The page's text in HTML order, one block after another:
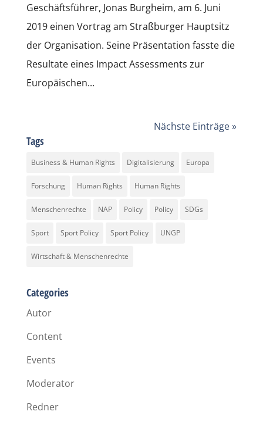
Geschäftsführer, Jonas Burgheim, am 6. Juni
2019 einen Vortrag am Straßburger Hauptsitz
der Organisation. Seine Präsentation fasste die
Resultate eines Impact Assessments zur
Europäischen...
Nächste Einträge »
Tags
Business & Human Rights Digitalisierung Europa
Forschung Human Rights Human Rights
Menschenrechte NAP Policy Policy SDGs
Sport Sport Policy Sport Policy UNGP
Wirtschaft & Menschenrechte
Categories
Autor
Content
Events
Moderator
Redner